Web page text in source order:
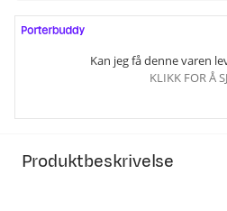
Kan jeg få denne varen
KLIKK FOR Å
Produktbeskrivelse